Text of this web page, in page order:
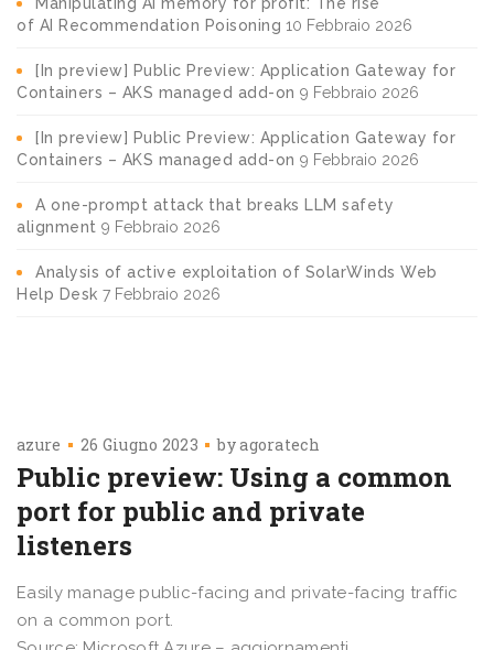
of AI Recommendation Poisoning 10 Febbraio 2026
[In preview] Public Preview: Application Gateway for
Containers – AKS managed add-on 9 Febbraio 2026
[In preview] Public Preview: Application Gateway for
Containers – AKS managed add-on 9 Febbraio 2026
A one-prompt attack that breaks LLM safety
alignment 9 Febbraio 2026
Analysis of active exploitation of SolarWinds Web
Help Desk 7 Febbraio 2026
azure 26 Giugno 2023 byagoratech
Public preview: Using a common
port for public and private
listeners
Easily manage public-facing and private-facing traffic
on a common port.